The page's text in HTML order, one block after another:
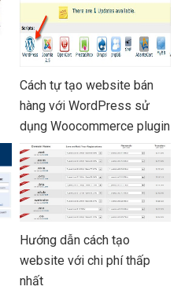
Cách tự tạo website bán
hàng với WordPress sử
dụng Woocommerce plugin
Hướng dẫn cách tạo
website với chi phí thấp
nhất